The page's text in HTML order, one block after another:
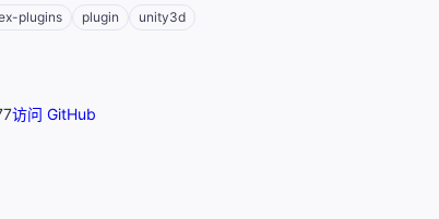
plugins plugin
unity3d
访问 GitHub